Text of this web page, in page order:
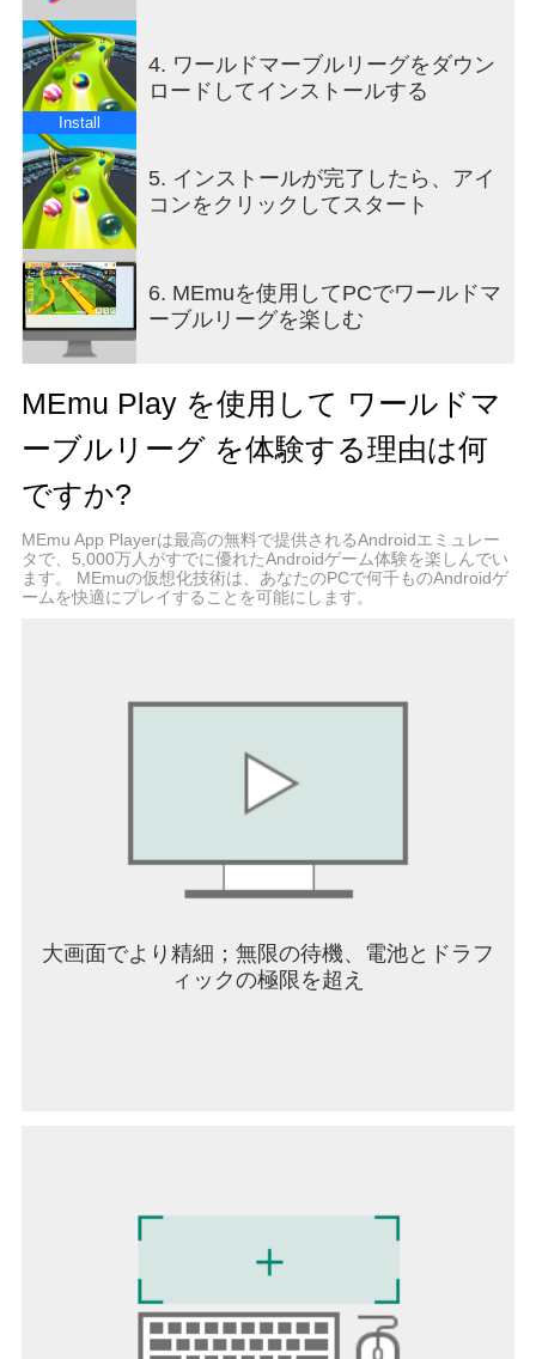
- 望む能力値を持つ玉を使ってゲームを進められま
す。
- 玉を飾るコスチュームがあります。
- 玉でチームを完成して玉を育てられます。
- 絵文字、マクロチャットなど、色んなチャット機
能をサポートします。
- 視点転換をサポートして色んな視点で競走を楽し
められます。.
- ポストプロセスをサポートします。
- 実績及びリーダーボードをサポートします。
- 16カ国の言語をサポートします。
Help : cs@mobirix.com
https://www.facebook.com/mobirixplayen
TikTok :
https://www.tiktok.com/@mobirix_official
Install
4. ワールドマーブルリーグをダウン
ロードしてインストールする
5. インストールが完了したら、アイ
コンをクリックしてスタート
6. MEmuを使用してPCでワールドマ
ーブルリーグを楽しむ
MEmu Play を使用して ワールドマ
ーブルリーグ を体験する理由は何
ですか?
MEmu App Playerは最高の無料で提供されるAndroidエミュレー
タで、5,000万人がすでに優れたAndroidゲーム体験を楽しんでい
ます。 MEmuの仮想化技術は、あなたのPCで何千ものAndroidゲ
ームを快適にプレイすることを可能にします。
大画面でより精細；無限の待機、電池とドラフ
ィックの極限を超え